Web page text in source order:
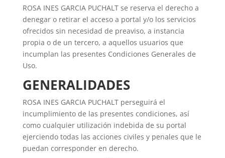
ROSA INES GARCIA PUCHALT se reserva el derecho a
denegar o retirar el acceso a portal y/o los servicios
ofrecidos sin necesidad de preaviso, a instancia
propia o de un tercero, a aquellos usuarios que
incumplan las presentes Condiciones Generales de
Uso.
GENERALIDADES
ROSA INES GARCIA PUCHALT perseguirá el
incumplimiento de las presentes condiciones, así
como cualquier utilización indebida de su portal
ejerciendo todas las acciones civiles y penales que le
puedan corresponder en derecho.